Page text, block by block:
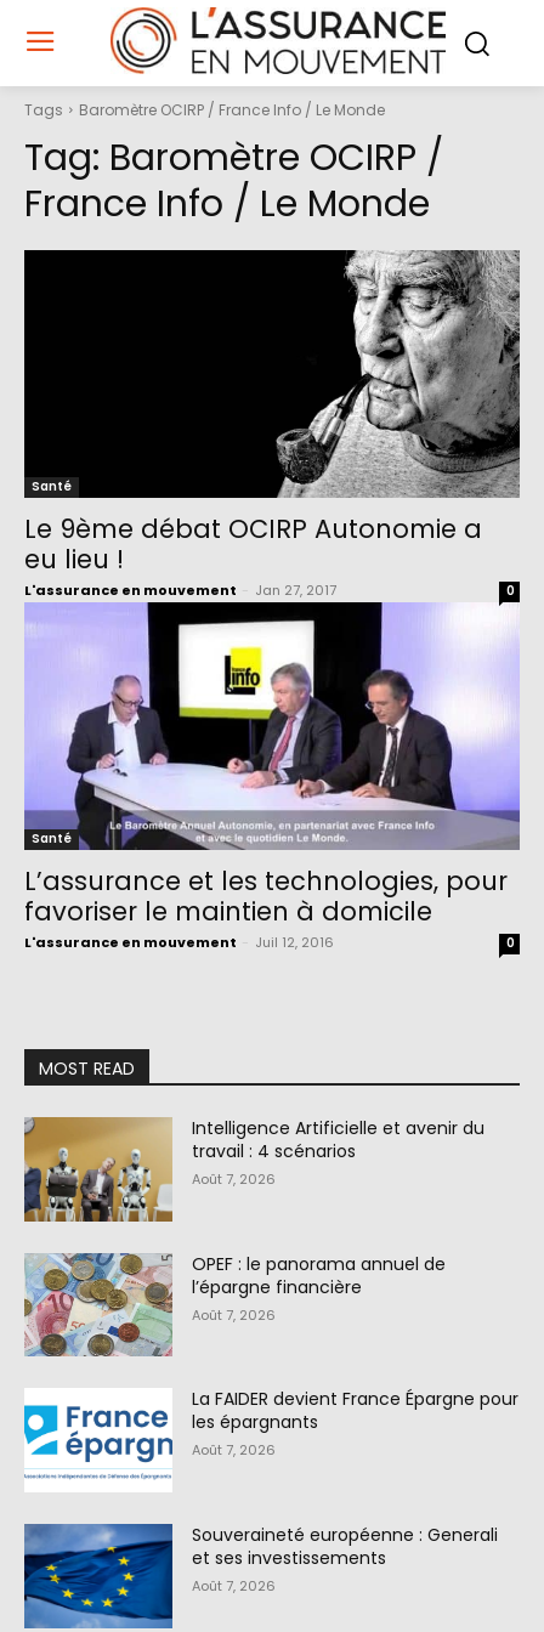
Tags Baromètre OCIRP / France Info / Le Monde
Tag: Baromètre OCIRP /
France Info / Le Monde
Santé
Le 9ème débat OCIRP Autonomie a
eu lieu !
L'assurance en mouvement Jan 27, 2017 0
Santé
L’assurance et les technologies, pour
favoriser le maintien à domicile
L'assurance en mouvement Juil 12, 2016 0
MOST READ
Intelligence Artificielle et avenir du
travail : 4 scénarios
Août 7, 2026
OPEF : le panorama annuel de
l’épargne financière
Août 7, 2026
La FAIDER devient France Épargne pour
les épargnants
Août 7, 2026
Souveraineté européenne : Generali
et ses investissements
Août 7, 2026